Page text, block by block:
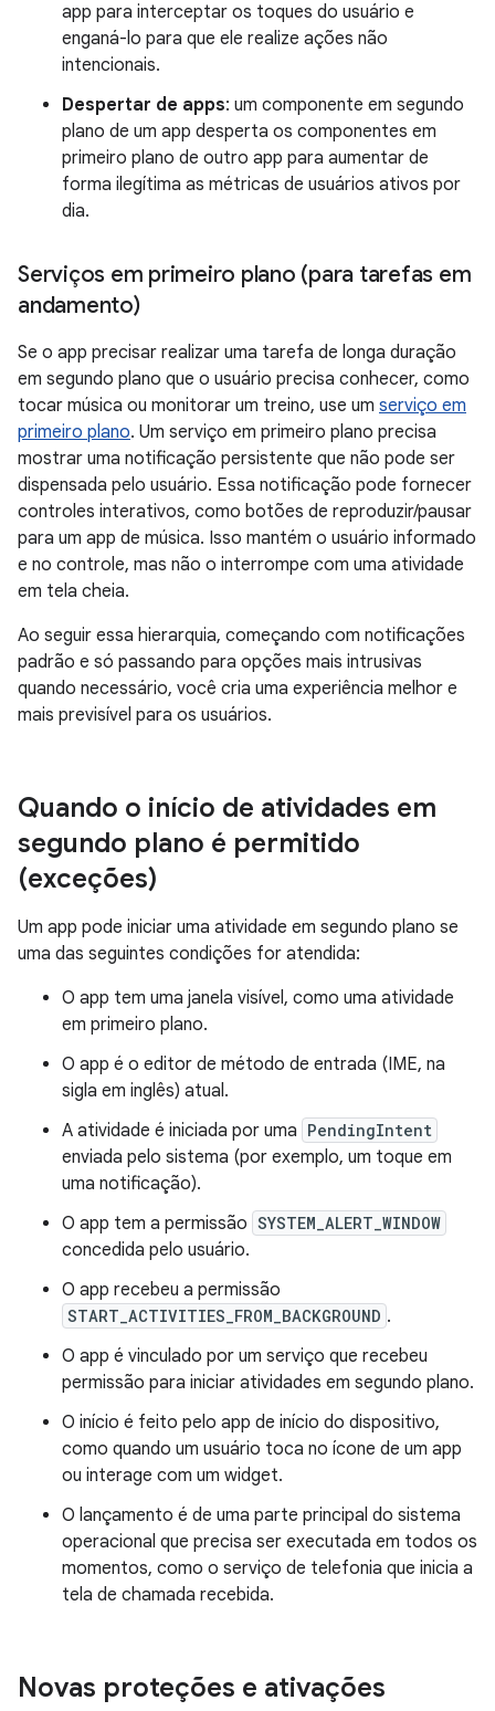
app para interceptar os toques do usuário e
enganá-lo para que ele realize ações não
intencionais.
Despertar de apps: um componente em segundo
plano de um app desperta os componentes em
primeiro plano de outro app para aumentar de
forma ilegítima as métricas de usuários ativos por
dia.
Serviços em primeiro plano (para tarefas em
andamento)
Se o app precisar realizar uma tarefa de longa duração
em segundo plano que o usuário precisa conhecer, como
tocar música ou monitorar um treino, use um serviço em
primeiro plano. Um serviço em primeiro plano precisa
mostrar uma notificação persistente que não pode ser
dispensada pelo usuário. Essa notificação pode fornecer
controles interativos, como botões de reproduzir/pausar
para um app de música. Isso mantém o usuário informado
e no controle, mas não o interrompe com uma atividade
em tela cheia.
Ao seguir essa hierarquia, começando com notificações
padrão e só passando para opções mais intrusivas
quando necessário, você cria uma experiência melhor e
mais previsível para os usuários.
Quando o início de atividades em
segundo plano é permitido
(exceções)
Um app pode iniciar uma atividade em segundo plano se
uma das seguintes condições for atendida:
O app tem uma janela visível, como uma atividade
em primeiro plano.
O app é o editor de método de entrada (IME, na
sigla em inglês) atual.
A atividade é iniciada por uma PendingIntent
enviada pelo sistema (por exemplo, um toque em
uma notificação).
O app tem a permissão SYSTEM_ALERT_WINDOW
concedida pelo usuário.
O app recebeu a permissão
START_ACTIVITIES_FROM_BACKGROUND .
O app é vinculado por um serviço que recebeu
permissão para iniciar atividades em segundo plano.
O início é feito pelo app de início do dispositivo,
como quando um usuário toca no ícone de um app
ou interage com um widget.
O lançamento é de uma parte principal do sistema
operacional que precisa ser executada em todos os
momentos, como o serviço de telefonia que inicia a
tela de chamada recebida.
Novas proteções e ativações